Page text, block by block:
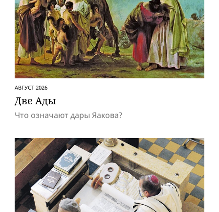
АВГУСТ 2026
Две Ады
Что означают дары Яакова?